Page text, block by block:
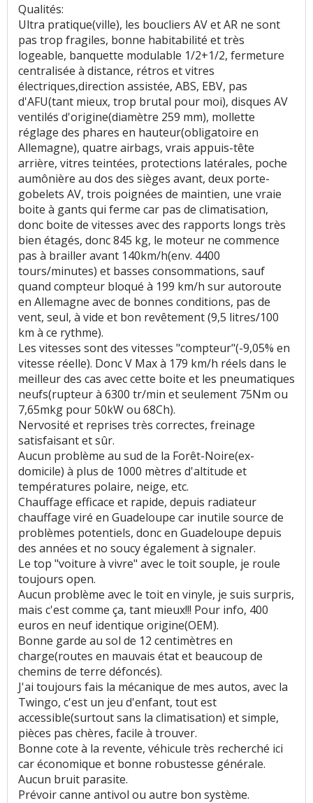
Bruit d'air:1aime 1n'aime pas
Bruits parasites:1aime 10 n'aiment pas
Finition / qualité des plastiques:6aiment 19
n'aiment pas
Vieillissement des plastiques:2n'aiment pas
Sensibilité plastique:1n'aime pas
Qualité des assemblages :1n'aime pas
Présentation intérieure: 4aiment
Luminosité:3 aiment
Qualité son/autoradio:6aiment5n'aiment pas
Modularité:25
Habitabilité:59aiment1n'aime pas
Position de conduite:2 aiment 3n'aiment pas
Rétrovision :3aiment
Visibilité avant:2aiment 1n'aime pas
Volume de coffre:14 aiment 8n'aiment pas
Taille boîte à gants:1n'aime pas
Nombre de rangements:2aiment3n'aiment
pas
Roue de secours :1aime2n'aiment pas
Puissance moteur et relances:13aiment
n'aiment pas
Couple moteur :4aiment 2n'aiment pas
Capacité de tractage :1 aime
Consommation:44aiment 42n'aiment pas
Autonomie:3aiment
Qualités:
Ultra pratique(ville), les boucliers AV et AR ne sont
pas trop fragiles, bonne habitabilité et très
logeable, banquette modulable 1/2+1/2, fermeture
centralisée à distance, rétros et vitres
électriques,direction assistée, ABS, EBV, pas
d'AFU(tant mieux, trop brutal pour moi), disques AV
ventilés d'origine(diamètre 259 mm), mollette
réglage des phares en hauteur(obligatoire en
Allemagne), quatre airbags, vrais appuis-tête
arrière, vitres teintées, protections latérales, poche
aumônière au dos des sièges avant, deux porte-
gobelets AV, trois poignées de maintien, une vraie
boite à gants qui ferme car pas de climatisation,
donc boite de vitesses avec des rapports longs très
bien étagés, donc 845 kg, le moteur ne commence
pas à brailler avant 140km/h(env. 4400
tours/minutes) et basses consommations, sauf
quand compteur bloqué à 199 km/h sur autoroute
en Allemagne avec de bonnes conditions, pas de
vent, seul, à vide et bon revêtement (9,5 litres/100
km à ce rythme).
Les vitesses sont des vitesses "compteur"(-9,05% en
vitesse réelle). Donc V Max à 179 km/h réels dans le
meilleur des cas avec cette boite et les pneumatiques
neufs(rupteur à 6300 tr/min et seulement 75Nm ou
7,65mkg pour 50kW ou 68Ch).
Nervosité et reprises très correctes, freinage
satisfaisant et sûr.
Aucun problème au sud de la Forêt-Noire(ex-
domicile) à plus de 1000 mètres d'altitude et
températures polaire, neige, etc.
Chauffage efficace et rapide, depuis radiateur
chauffage viré en Guadeloupe car inutile source de
problèmes potentiels, donc en Guadeloupe depuis
des années et no soucy également à signaler.
Le top "voiture à vivre" avec le toit souple, je roule
toujours open.
Aucun problème avec le toit en vinyle, je suis surpris,
mais c'est comme ça, tant mieux!!! Pour info, 400
euros en neuf identique origine(OEM).
Bonne garde au sol de 12 centimètres en
charge(routes en mauvais état et beaucoup de
chemins de terre défoncés).
J'ai toujours fais la mécanique de mes autos, avec la
Twingo, c'est un jeu d'enfant, tout est
accessible(surtout sans la climatisation) et simple,
pièces pas chères, facile à trouver.
Bonne cote à la revente, véhicule très recherché ici
car économique et bonne robustesse générale.
Aucun bruit parasite.
Prévoir canne antivol ou autre bon système.